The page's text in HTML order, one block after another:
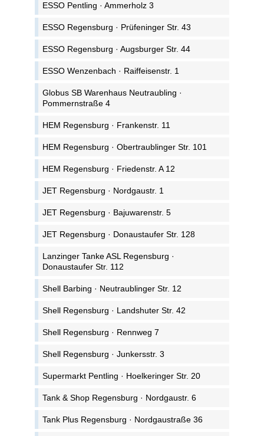
ESSO Pentling · Ammerholz 3
ESSO Regensburg · Prüfeninger Str. 43
ESSO Regensburg · Augsburger Str. 44
ESSO Wenzenbach · Raiffeisenstr. 1
Globus SB Warenhaus Neutraubling ·
Pommernstraße 4
HEM Regensburg · Frankenstr. 11
HEM Regensburg · Obertraublinger Str. 101
HEM Regensburg · Friedenstr. A 12
JET Regensburg · Nordgaustr. 1
JET Regensburg · Bajuwarenstr. 5
JET Regensburg · Donaustaufer Str. 128
Lanzinger Tanke ASL Regensburg ·
Donaustaufer Str. 112
Shell Barbing · Neutraublinger Str. 12
Shell Regensburg · Landshuter Str. 42
Shell Regensburg · Rennweg 7
Shell Regensburg · Junkersstr. 3
Supermarkt Pentling · Hoelkeringer Str. 20
Tank & Shop Regensburg · Nordgaustr. 6
Tank Plus Regensburg · Nordgaustraße 36